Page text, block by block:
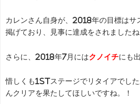
カレンさん自身が、2018年の目標はサ
掲げており、見事に達成をされましたね
さらに、2018年7月にはクノイチにも
惜しくも1stステージでリタイアでし
んクリアを果たしてほしいですね。！